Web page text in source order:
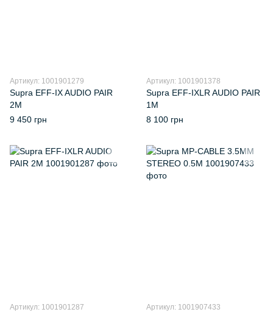
Артикул: 1001901279
Supra EFF-IX AUDIO PAIR
2M
9 450 грн
Артикул: 1001901378
Supra EFF-IXLR AUDIO PAIR
1M
8 100 грн
Артикул: 1001901287 Артикул: 1001907433